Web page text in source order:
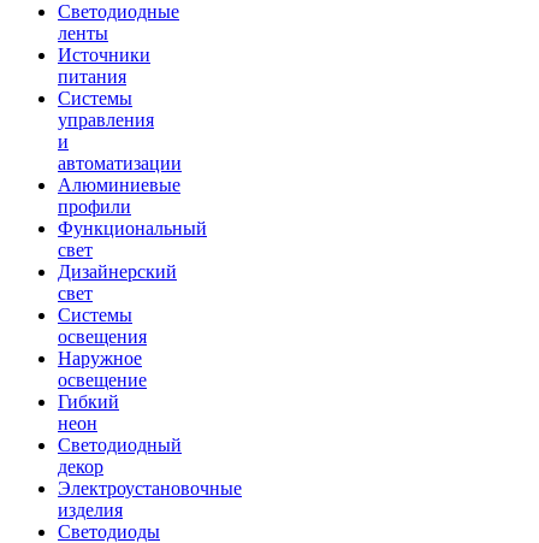
Светодиодные
ленты
Источники
питания
Системы
управления
и
автоматизации
Алюминиевые
профили
Функциональный
свет
Дизайнерский
свет
Системы
освещения
Наружное
освещение
Гибкий
неон
Светодиодный
декор
Электроустановочные
изделия
Светодиоды